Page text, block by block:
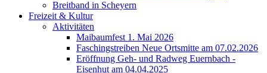
Breitband in Scheyern
Freizeit & Kultur
Aktivitäten
Maibaumfest 1. Mai 2026
Faschingstreiben Neue Ortsmitte am 07.02.2026
Eröffnung Geh- und Radweg Euernbach -
Eisenhut am 04.04.2025